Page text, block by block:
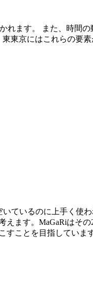
ます。 また、時間
東京にはこれらの要
ているのに上手く
ます。MaGaRiはそ
ことを目指しています